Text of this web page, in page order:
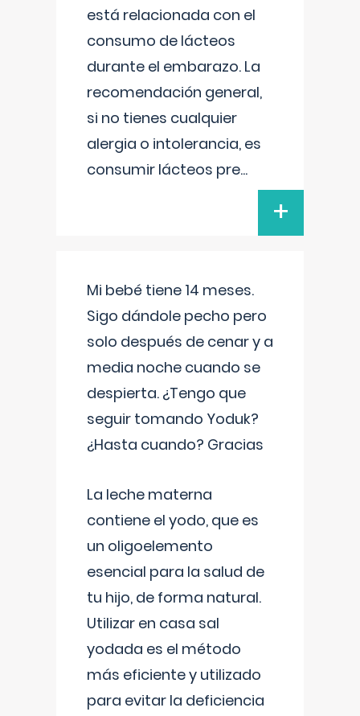
está relacionada con el
consumo de lácteos
durante el embarazo. La
recomendación general,
si no tienes cualquier
alergia o intolerancia, es
consumir lácteos pre...
+
Mi bebé tiene 14 meses.
Sigo dándole pecho pero
solo después de cenar y a
media noche cuando se
despierta. ¿Tengo que
seguir tomando Yoduk?
¿Hasta cuando? Gracias
La leche materna
contiene el yodo, que es
un oligoelemento
esencial para la salud de
tu hijo, de forma natural.
Utilizar en casa sal
yodada es el método
más eficiente y utilizado
para evitar la deficiencia